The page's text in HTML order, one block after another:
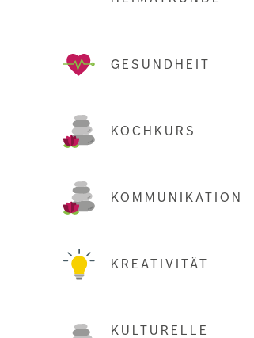
GESUNDHEIT
KOCHKURS
KOMMUNIKATION
KREATIVITÄT
KULTURELLE